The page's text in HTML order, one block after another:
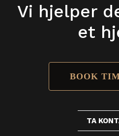
Vi hjelper
et
BOOK
TA